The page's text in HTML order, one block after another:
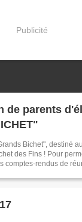
Publicité
parents d'élèves
Bichet", destiné
permettre à tous de
comptes-rendus de